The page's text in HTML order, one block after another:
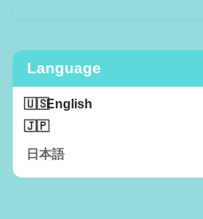
Language
English
日本語